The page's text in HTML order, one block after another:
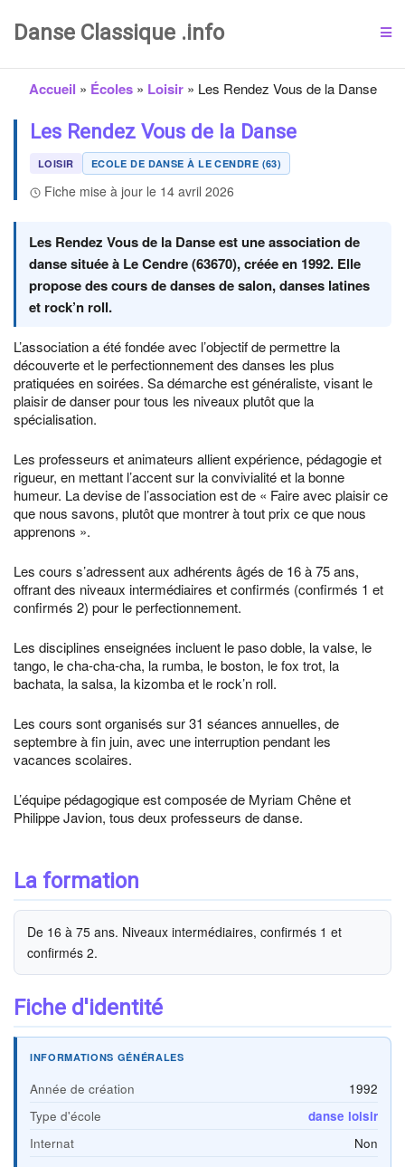
Danse Classique .info
Accueil » Écoles» Loisir» Les Rendez Vous de la Danse
Les Rendez Vous de la Danse
LOISIR ECOLE DE DANSE À LE CENDRE (63)
Fiche mise à jour le 14 avril 2026
Les Rendez Vous de la Danse est une association de
danse située à Le Cendre (63670), créée en 1992. Elle
propose des cours de danses de salon, danses latines
et rock’n roll.
L’association a été fondée avec l’objectif de permettre la
découverte et le perfectionnement des danses les plus
pratiquées en soirées. Sa démarche est généraliste, visant le
plaisir de danser pour tous les niveaux plutôt que la
spécialisation.
Les professeurs et animateurs allient expérience, pédagogie et
rigueur, en mettant l’accent sur la convivialité et la bonne
humeur. La devise de l’association est de « Faire avec plaisir ce
que nous savons, plutôt que montrer à tout prix ce que nous
apprenons ».
Les cours s’adressent aux adhérents âgés de 16 à 75 ans,
offrant des niveaux intermédiaires et confirmés (confirmés 1 et
confirmés 2) pour le perfectionnement.
Les disciplines enseignées incluent le paso doble, la valse, le
tango, le cha-cha-cha, la rumba, le boston, le fox trot, la
bachata, la salsa, la kizomba et le rock’n roll.
Les cours sont organisés sur 31 séances annuelles, de
septembre à fin juin, avec une interruption pendant les
vacances scolaires.
L’équipe pédagogique est composée de Myriam Chêne et
Philippe Javion, tous deux professeurs de danse.
La formation
De 16 à 75 ans. Niveaux intermédiaires, confirmés 1 et
confirmés 2.
Fiche d'identité
INFORMATIONS GÉNÉRALES
Année de création
1992
Type d'école
danse loisir
Internat
Non